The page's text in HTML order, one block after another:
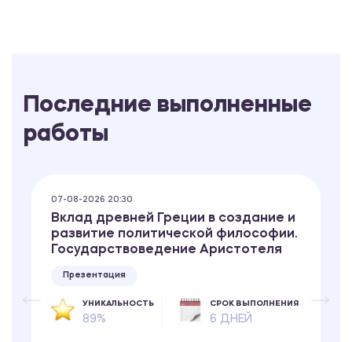
Последние выполненные
работы
07-08-2026 20:30
Вклад древней Греции в создание и
развитие политической философии.
Государствоведение Аристотеля
Презентация
УНИКАЛЬНОСТЬ
89%
СРОК ВЫПОЛНЕНИЯ
6 ДНЕЙ